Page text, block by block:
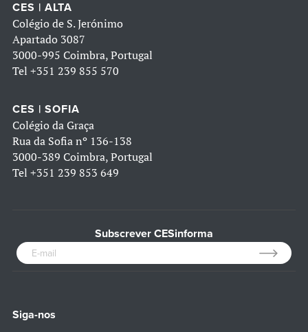
CES | ALTA
Colégio de S. Jerónimo
Apartado 3087
3000-995 Coimbra, Portugal
Tel +351 239 855 570
CES | SOFIA
Colégio da Graça
Rua da Sofia nº 136-138
3000-389 Coimbra, Portugal
Tel +351 239 853 649
Subscrever CESinforma
Siga-nos